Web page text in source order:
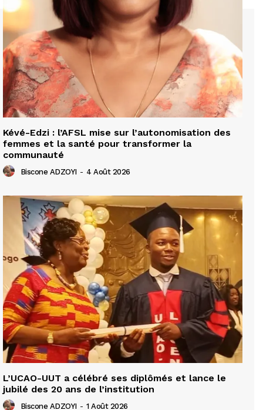
Kévé-Edzi : l’AFSL mise sur l’autonomisation des
femmes et la santé pour transformer la
communauté
Biscone ADZOYI - 4 Août 2026
L’UCAO-UUT a célébré ses diplômés et lance le
jubilé des 20 ans de l’institution
Biscone ADZOYI - 1 Août 2026